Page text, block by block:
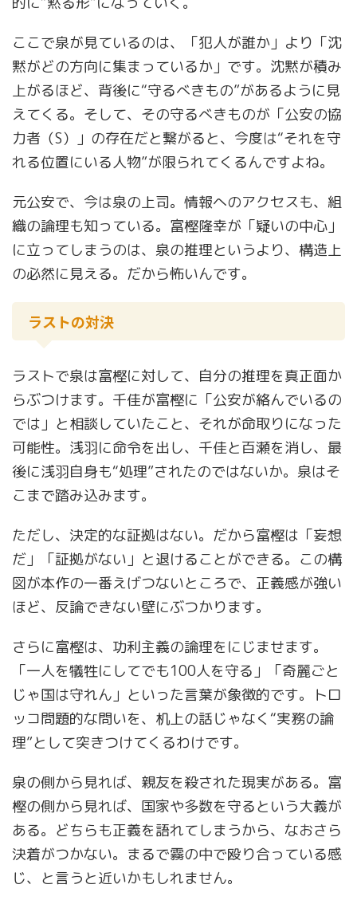
ここで泉が見ているのは、「犯人が誰か」より「沈
黙がどの方向に集まっているか」です。沈黙が積み
上がるほど、背後に“守るべきもの”があるように見
えてくる。そして、その守るべきものが「公安の協
力者（S）」の存在だと繋がると、今度は“それを守
れる位置にいる人物”が限られてくるんですよね。
元公安で、今は泉の上司。情報へのアクセスも、組
織の論理も知っている。富樫隆幸が「疑いの中心」
に立ってしまうのは、泉の推理というより、構造上
の必然に見える。だから怖いんです。
ラストの対決
ラストで泉は富樫に対して、自分の推理を真正面か
らぶつけます。千佳が富樫に「公安が絡んでいるの
では」と相談していたこと、それが命取りになった
可能性。浅羽に命令を出し、千佳と百瀬を消し、最
後に浅羽自身も“処理”されたのではないか。泉はそ
こまで踏み込みます。
ただし、決定的な証拠はない。だから富樫は「妄想
だ」「証拠がない」と退けることができる。この構
図が本作の一番えげつないところで、正義感が強い
ほど、反論できない壁にぶつかります。
さらに富樫は、功利主義の論理をにじませます。
「一人を犠牲にしてでも100人を守る」「奇麗ごと
じゃ国は守れん」といった言葉が象徴的です。トロ
ッコ問題的な問いを、机上の話じゃなく“実務の論
理”として突きつけてくるわけです。
泉の側から見れば、親友を殺された現実がある。富
樫の側から見れば、国家や多数を守るという大義が
ある。どちらも正義を語れてしまうから、なおさら
決着がつかない。まるで霧の中で殴り合っている感
じ、と言うと近いかもしれません。